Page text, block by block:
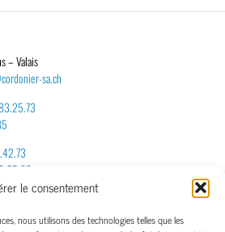
le consentement
nous utilisons des technologies telles que les
– Valais
sa.ch